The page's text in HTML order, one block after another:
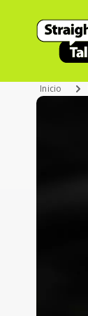
Inicio